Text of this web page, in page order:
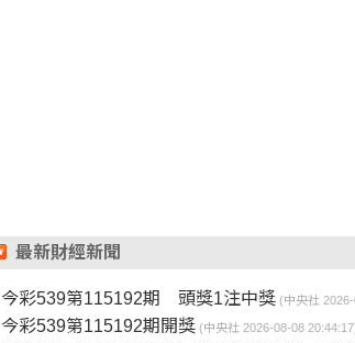
最新財經新聞
今彩539第115192期 頭獎1注中獎 (中央社
今彩539第115192期開獎 (中央社 2026-08-08